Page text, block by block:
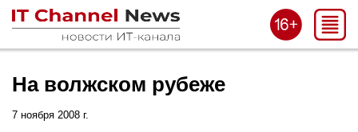
На волжском рубеже
7 ноября 2008 г.